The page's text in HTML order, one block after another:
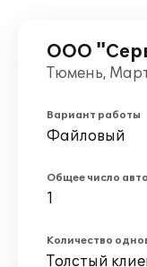
ООО
Тюмень,
Вариант работы
Файловый
Общее число
1
Количество
Толстый